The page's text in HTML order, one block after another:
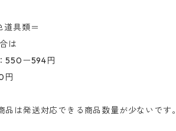
道具類＝
は
550ー594円
円
は発送対応できる商品数量が少ないです。